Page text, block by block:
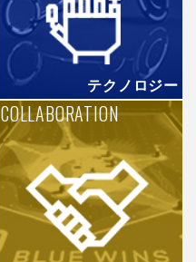
テクノロジー
COLLABORATION